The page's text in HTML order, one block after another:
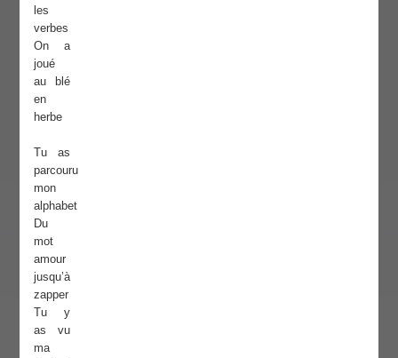
les
verbes
On a
joué
au blé
en
herbe
Tu as
parcouru
mon
alphabet
Du
mot
amour
jusqu’à
zapper
Tu y
as vu
ma